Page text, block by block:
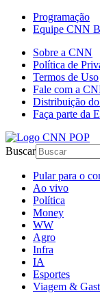
Programação
Equipe CNN
Sobre a CNN
Política de
Termos de Uso
Fale com a
Distribuição
Faça parte da
Buscar
Pular para o
Ao vivo
Política
Money
WW
Agro
Infra
IA
Esportes
Viagem &